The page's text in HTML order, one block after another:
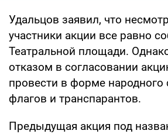
Удальцов заявил, что
участники акции все равно
Театральной площади.
отказом в согласовании
провести в форме народного
флагов и транспарантов.
Предыдущая акция под